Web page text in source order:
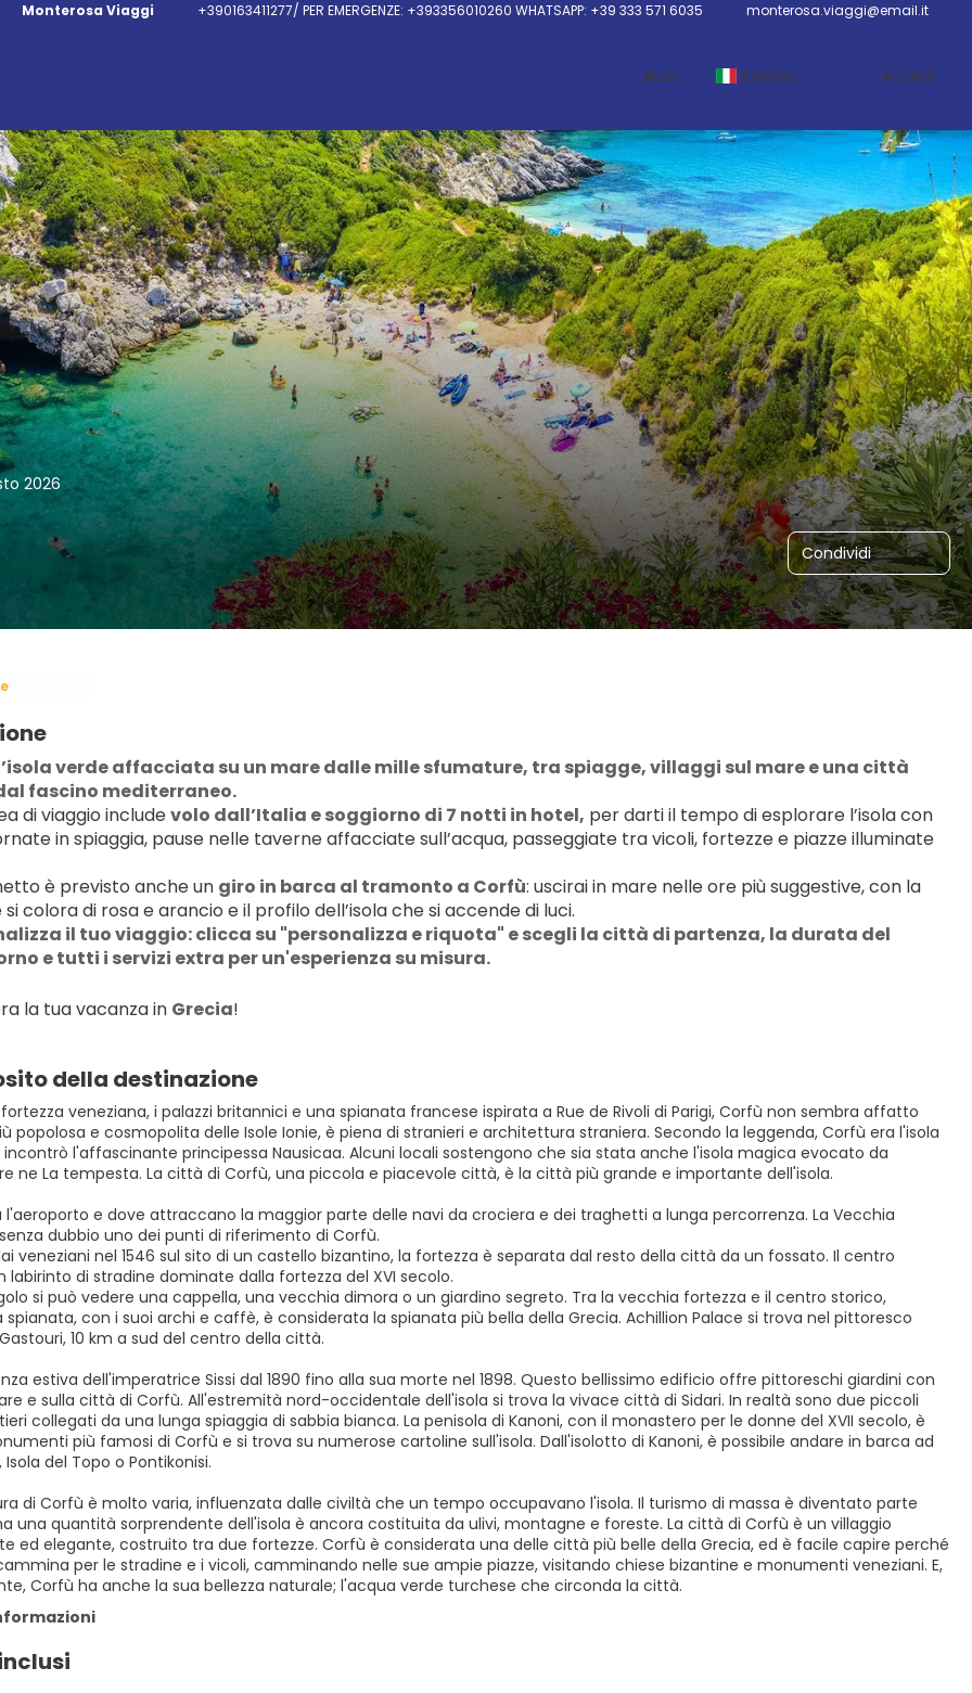
Monterosa Viaggi +390163411277/ PER EMERGENZE: +393356010260 WHATSAPP: +39 333 571 6035 monterosa.viaggi@email.it
Aiuto Italiano Accedi
2026
Condividi
verde affacciata su un mare dalle mille sfumature, tra spiagge, villaggi sul mare e una città
fascino mediterraneo.
di viaggio include volo dall’Italia e soggiorno di 7 notti in hotel, per darti il tempo di esplorare l’isola con
in spiaggia, pause nelle taverne affacciate sull’acqua, passeggiate tra vicoli, fortezze e piazze illuminate
è previsto anche un giro in barca al tramonto a Corfù: uscirai in mare nelle ore più suggestive, con la
colora di rosa e arancio e il profilo dell’isola che si accende di luci.
il tuo viaggio: clicca su "personalizza e riquota" e scegli la città di partenza, la durata del
e tutti i servizi extra per un'esperienza su misura.
la tua vacanza in Grecia!
della destinazione
veneziana, i palazzi britannici e una spianata francese ispirata a Rue de Rivoli di Parigi, Corfù non sembra affatto
popolosa e cosmopolita delle Isole Ionie, è piena di stranieri e architettura straniera. Secondo la leggenda, Corfù era l'isola
incontrò l'affascinante principessa Nausicaa. Alcuni locali sostengono che sia stata anche l'isola magica evocato da
ne La tempesta. La città di Corfù, una piccola e piacevole città, è la città più grande e importante dell'isola.
l'aeroporto e dove attraccano la maggior parte delle navi da crociera e dei traghetti a lunga percorrenza. La Vecchia
dubbio uno dei punti di riferimento di Corfù.
veneziani nel 1546 sul sito di un castello bizantino, la fortezza è separata dal resto della città da un fossato. Il centro
labirinto di stradine dominate dalla fortezza del XVI secolo.
si può vedere una cappella, una vecchia dimora o un giardino segreto. Tra la vecchia fortezza e il centro storico,
spianata, con i suoi archi e caffè, è considerata la spianata più bella della Grecia. Achillion Palace si trova nel pittoresco
10 km a sud del centro della città.
estiva dell'imperatrice Sissi dal 1890 fino alla sua morte nel 1898. Questo bellissimo edificio offre pittoreschi giardini con
e sulla città di Corfù. All'estremità nord-occidentale dell'isola si trova la vivace città di Sidari. In realtà sono due piccoli
collegati da una lunga spiaggia di sabbia bianca. La penisola di Kanoni, con il monastero per le donne del XVII secolo, è
più famosi di Corfù e si trova su numerose cartoline sull'isola. Dall'isolotto di Kanoni, è possibile andare in barca ad
del Topo o Pontikonisi.
di Corfù è molto varia, influenzata dalle civiltà che un tempo occupavano l'isola. Il turismo di massa è diventato parte
una quantità sorprendente dell'isola è ancora costituita da ulivi, montagne e foreste. La città di Corfù è un villaggio
ed elegante, costruito tra due fortezze. Corfù è considerata una delle città più belle della Grecia, ed è facile capire perché
per le stradine e i vicoli, camminando nelle sue ampie piazze, visitando chiese bizantine e monumenti veneziani. E,
Corfù ha anche la sua bellezza naturale; l'acqua verde turchese che circonda la città.